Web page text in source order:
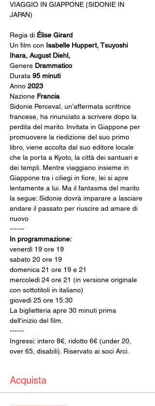
VIAGGIO IN GIAPPONE (SIDONIE IN
Regia di Élise Girard
Un film con Isabelle Huppert, Tsuyoshi
Ihara, August Diehl,
Genere Drammatico
Durata 95 minuti
Anno 2023
Nazione Francia
Sidonie Perceval, un’affermata scrittrice
francese, ha rinunciato a scrivere dopo la
perdita del marito. Invitata in Giappone per
promuovere la riedizione del suo primo
libro, viene accolta dal suo editore locale
che la porta a Kyoto, la città dei santuari e
dei templi. Mentre viaggiano insieme in
Giappone tra i ciliegi in fiore, lei si apre
lentamente a lui. Ma il fantasma del marito
la segue: Sidonie dovrà imparare a lasciare
andare il passato per riuscire ad amare di
nuovo
------
In programmazione:
venerdì 19 ore 19
sabato 20 ore 19
domenica 21 ore 19 e 21
mercoledì 24 ore 21 (in versione originale
con sottotitoli in italiano)
giovedì 25 ore 15:30
La biglietteria apre 30 minuti prima
dell'inizio del film.
------
Ingressi: intero 8€, ridotto 6€ (under 20,
over 65, disabili). Riservato ai soci Arci.
Acquista